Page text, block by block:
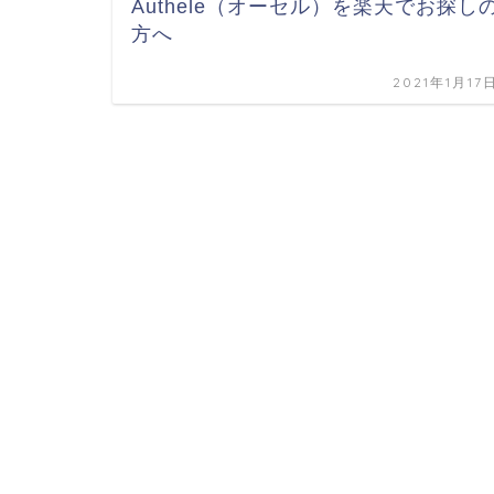
Authele（オーセル）を楽天でお探し
方へ
2021年1月17